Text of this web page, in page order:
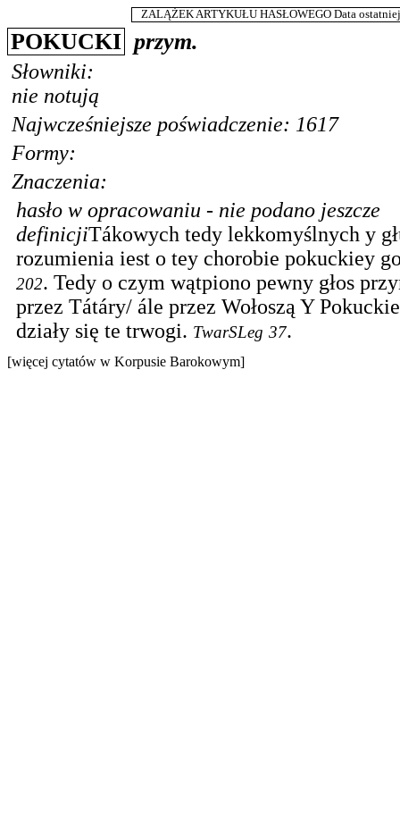
ZALĄŻEK ARTYKUŁU HASŁOWEGO Data
POKUCKI przym.
Słowniki:
nie notują
Najwcześniejsze poświadczenie: 1617
Formy:
Znaczenia:
hasło w opracowaniu - nie podano jeszcze
definicjiTákowych tedy lekkomyślnych y
rozumienia iest o tey chorobie pokuckiey
202. Tedy o czym wątpiono pewny głos
przez Tátáry/ ále przez Wołoszą Y
działy się te trwogi. TwarSLeg 37.
[więcej cytatów w Korpusie Barokowym]